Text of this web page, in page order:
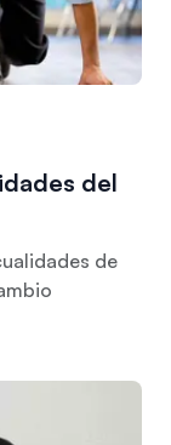
del
de